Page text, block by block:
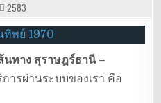
2583
นทาง สุราษฎร์ธานี –
ารผ่านระบบของเรา คือ